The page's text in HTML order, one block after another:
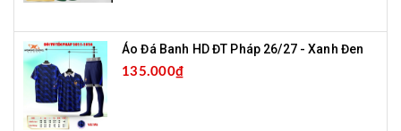
Áo Đá Banh HD ĐT Pháp 26/27 - Xanh Đen
135.000₫